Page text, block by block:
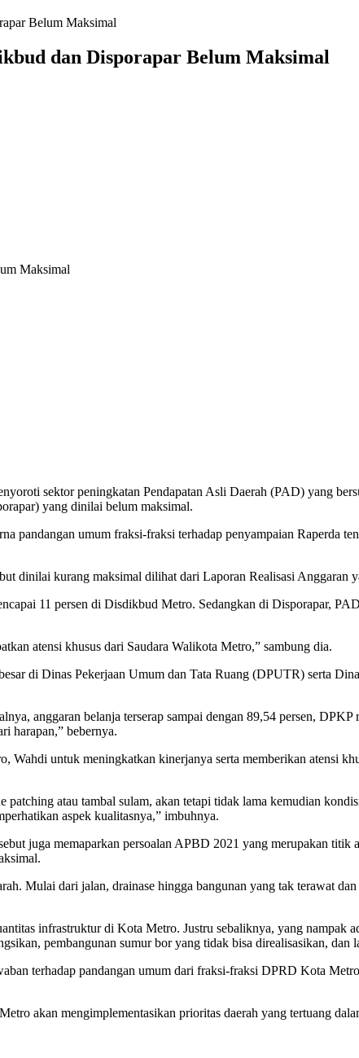
Belum Maksimal
dan Disporapar Belum Maksimal
Maksimal
sektor peningkatan Pendapatan Asli Daerah (PAD) yang
yang dinilai belum maksimal.
pandangan umum fraksi-fraksi terhadap penyampaian Raperda
dinilai kurang maksimal dilihat dari Laporan Realisasi Anggaran
11 persen di Disdikbud Metro. Sedangkan di Disporapar,
atensi khusus dari Saudara Walikota Metro,” sambung dia.
di Dinas Pekerjaan Umum dan Tata Ruang (DPUTR) serta
anggaran belanja terserap sampai dengan 89,54 persen,
harapan,” bebernya.
Wahdi untuk meningkatkan kinerjanya serta memberikan atensi
atau tambal sulam, akan tetapi tidak lama kemudian
aspek kualitasnya,” imbuhnya.
juga memaparkan persoalan APBD 2021 yang merupakan
Mulai dari jalan, drainase hingga bangunan yang tak terawat
infrastruktur di Kota Metro. Justru sebaliknya, yang nampak
pembangunan sumur bor yang tidak bisa direalisasikan, dan
terhadap pandangan umum dari fraksi-fraksi DPRD Kota
akan mengimplementasikan prioritas daerah yang tertuang